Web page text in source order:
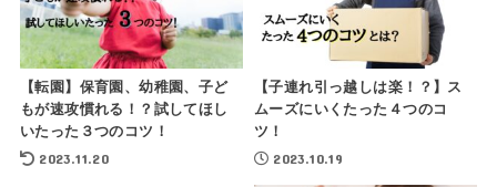
【転園】保育園、幼稚園、子ど
もが速攻慣れる！？試してほし
いたった３つのコツ！
2023.11.20
【子連れ引っ越しは楽！？】ス
ムーズにいくたった４つのコ
ツ！
2023.10.19